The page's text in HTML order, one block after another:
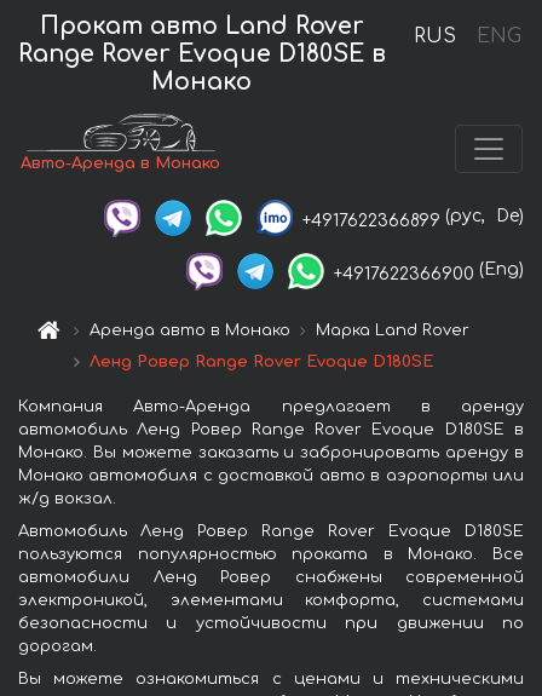
RUS ENG
Прокат авто Land Rover
Range Rover Evoque D180SE в
Монако
Авто-Аренда в Монако
+4917622366899 (рус, De)
+4917622366900 (Eng)
Аренда авто в Монако
Марка Land Rover
Ленд Ровер Range Rover Evoque D180SE
Компания Авто-Аренда предлагает в аренду
автомобиль Ленд Ровер Range Rover Evoque D180SE в
Монако. Вы можете заказать и забронировать аренду в
Монако автомобиля с доставкой авто в аэропорты или
ж/д вокзал.
Автомобиль Ленд Ровер Range Rover Evoque D180SE
пользуются популярностью проката в Монако. Все
автомобили Ленд Ровер снабжены современной
электроникой, элементами комфорта, системами
безопасности и устойчивости при движении по
дорогам.
Вы можете ознакомиться с ценами и техническими